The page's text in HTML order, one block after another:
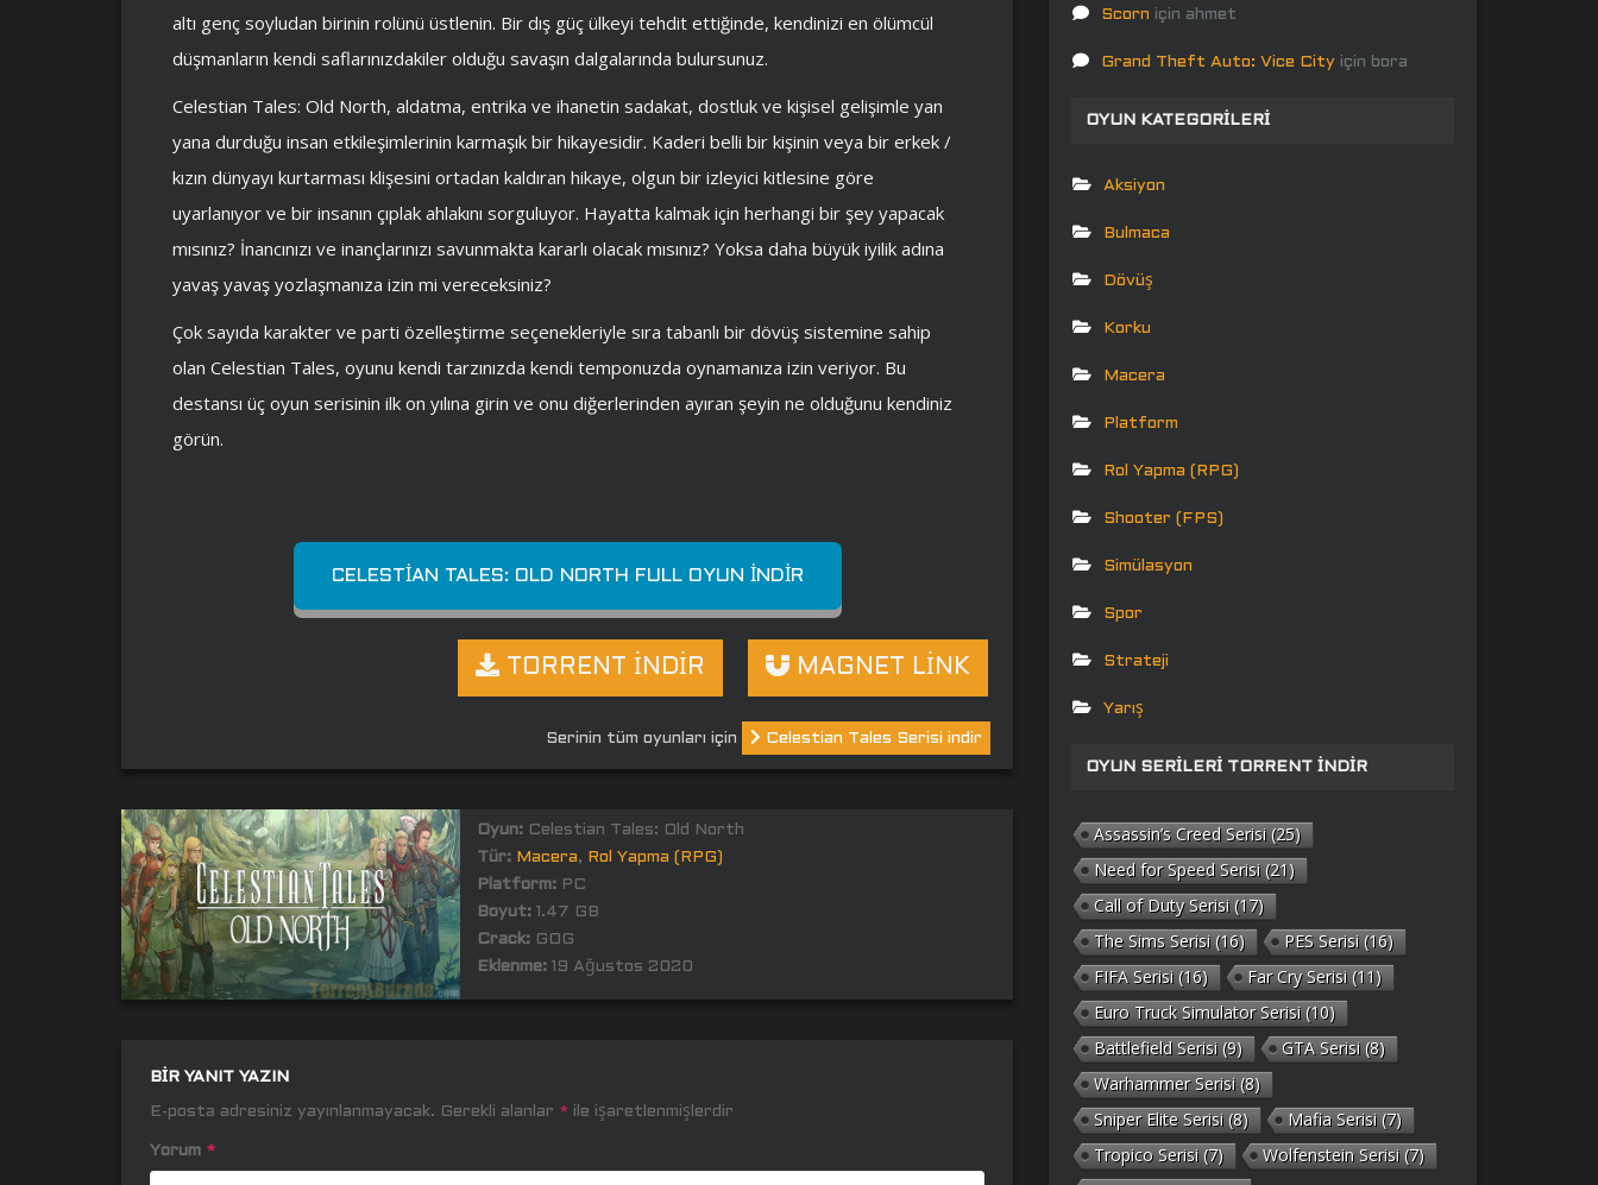
altı genç soyludan birinin rolünü üstlenin. Bir dış güç ülkeyi tehdit ettiğinde, kendinizi en ölümcül
düşmanların kendi saflarınızdakiler olduğu savaşın dalgalarında bulursunuz.
Celestian Tales: Old North, aldatma, entrika ve ihanetin sadakat, dostluk ve kişisel gelişimle yan
yana durduğu insan etkileşimlerinin karmaşık bir hikayesidir. Kaderi belli bir kişinin veya bir erkek /
kızın dünyayı kurtarması klişesini ortadan kaldıran hikaye, olgun bir izleyici kitlesine göre
uyarlanıyor ve bir insanın çıplak ahlakını sorguluyor. Hayatta kalmak için herhangi bir şey yapacak
mısınız? İnancınızı ve inançlarınızı savunmakta kararlı olacak mısınız? Yoksa daha büyük iyilik adına
yavaş yavaş yozlaşmanıza izin mi vereceksiniz?
Çok sayıda karakter ve parti özelleştirme seçenekleriyle sıra tabanlı bir dövüş sistemine sahip
olan Celestian Tales, oyunu kendi tarzınızda kendi temponuzda oynamanıza izin veriyor. Bu
destansı üç oyun serisinin ilk on yılına girin ve onu diğerlerinden ayıran şeyin ne olduğunu kendiniz
görün.
CELESTIAN TALES: OLD NORTH FULL OYUN İNDIR
MAGNET LİNK
TORRENT İNDİR
Serinin tüm oyunları için Celestian Tales Serisi indir
Oyun:Celestian Tales: Old North
Tür: Macera,
Rol Yapma (RPG)
Platform:PC
Boyut:1.47 GB
Crack:GOG
Eklenme:19 Ağustos 2020
BIR YANIT YAZIN
E-posta adresiniz yayınlanmayacak. Gerekli alanlar * ile işaretlenmişlerdir
Yorum *
Scorn için ahmet
Grand Theft Auto: Vice City için bora
OYUN KATEGORILERI
Aksiyon
Bulmaca
Dövüş
Korku
Macera
Platform
Rol Yapma (RPG)
Shooter (FPS)
Simülasyon
Spor
Strateji
Yarış
OYUN SERILERI TORRENT İNDIR
Assassin’s Creed Serisi (25)
Need for Speed Serisi (21)
Call of Duty Serisi (17)
The Sims Serisi (16) PES Serisi (16)
FIFA Serisi (16) Far Cry Serisi (11)
Euro Truck Simulator Serisi (10)
Battlefield Serisi (9) GTA Serisi (8)
Warhammer Serisi (8)
Sniper Elite Serisi (8) Mafia Serisi (7)
Tropico Serisi (7) Wolfenstein Serisi (7)